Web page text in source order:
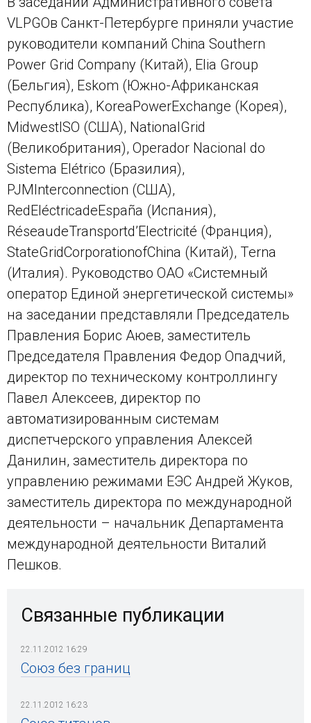
VLPGOв Санкт-Петербурге приняли участие
руководители компаний China Southern
Power Grid Company (Китай), Elia Group
(Бельгия), Eskom (Южно-Африканская
Республика), KoreaPowerExchange (Корея),
MidwestISO (США), NationalGrid
(Великобритания), Operador Nacional do
Sistema Elétrico (Бразилия),
PJMInterconnection (США),
RedEléctricadeEspaña (Испания),
RéseaudeTransportd’Electricité (Франция),
StateGridCorporationofChina (Китай), Terna
(Италия). Руководство ОАО «Системный
оператор Единой энергетической системы»
на заседании представляли Председатель
Правления Борис Аюев, заместитель
Председателя Правления Федор Опадчий,
директор по техническому контроллингу
Павел Алексеев, директор по
автоматизированным системам
диспетчерского управления Алексей
Данилин, заместитель директора по
управлению режимами ЕЭС Андрей Жуков,
заместитель директора по международной
деятельности – начальник Департамента
международной деятельности Виталий
Пешков.
Связанные публикации
22.11.2012 16:29
Союз без границ
22.11.2012 16:23